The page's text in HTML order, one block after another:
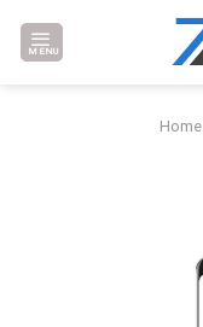
MENU
Home